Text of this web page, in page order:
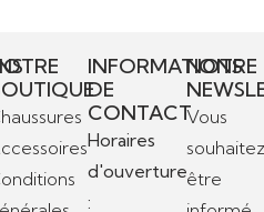
INFORMATIONS
DE
CONTACT
Horaires
d'ouverture
:
NOTRE
Vous
être